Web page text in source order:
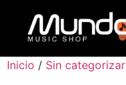
Inicio / Sin categorizar